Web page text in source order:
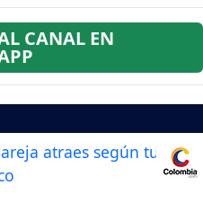
CANAL EN